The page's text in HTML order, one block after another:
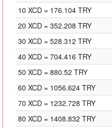
10 XCD = 176.104 TRY
20 XCD = 352.208 TRY
30 XCD = 528.312 TRY
40 XCD = 704.416 TRY
50 XCD = 880.52 TRY
60 XCD = 1056.624 TRY
70 XCD = 1232.728 TRY
80 XCD = 1408.832 TRY